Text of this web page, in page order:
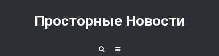
Просторные Новости